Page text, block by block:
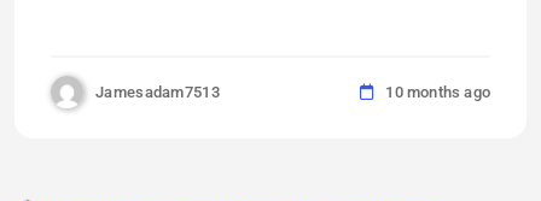
Jamesadam7513 10 months ago